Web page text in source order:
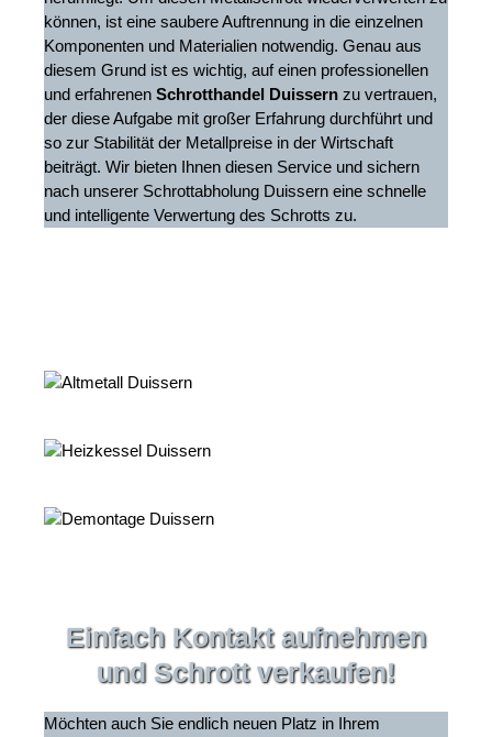
können, ist eine saubere Auftrennung in die einzelnen
Komponenten und Materialien notwendig. Genau aus
diesem Grund ist es wichtig, auf einen professionellen
und erfahrenen Schrotthandel Duissern zu vertrauen,
der diese Aufgabe mit großer Erfahrung durchführt und
so zur Stabilität der Metallpreise in der Wirtschaft
beiträgt. Wir bieten Ihnen diesen Service und sichern
nach unserer Schrottabholung Duissern eine schnelle
und intelligente Verwertung des Schrotts zu.
Einfach Kontakt aufnehmen
und Schrott verkaufen!
Möchten auch Sie endlich neuen Platz in Ihrem